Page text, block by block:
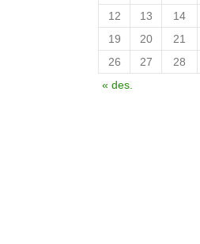
12
13 14
19
20 21
26
27 28
« des.